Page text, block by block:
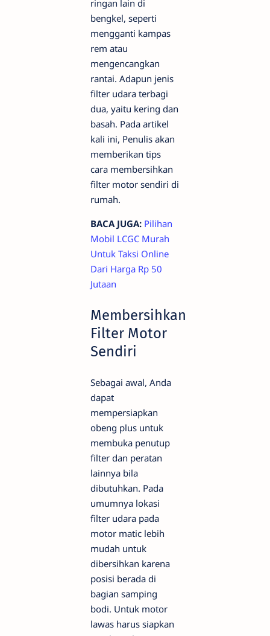
ringan lain di
bengkel, seperti
mengganti kampas
rem atau
mengencangkan
rantai. Adapun jenis
filter udara terbagi
dua, yaitu kering dan
basah. Pada artikel
kali ini, Penulis akan
memberikan tips
cara membersihkan
filter motor sendiri di
rumah.
BACA JUGA: Pilihan
Mobil LCGC Murah
Untuk Taksi Online
Dari Harga Rp 50
Jutaan
Membersihkan
Filter Motor
Sendiri
Sebagai awal, Anda
dapat
mempersiapkan
obeng plus untuk
membuka penutup
filter dan peratan
lainnya bila
dibutuhkan. Pada
umumnya lokasi
filter udara pada
motor matic lebih
mudah untuk
dibersihkan karena
posisi berada di
bagian samping
bodi. Untuk motor
lawas harus siapkan